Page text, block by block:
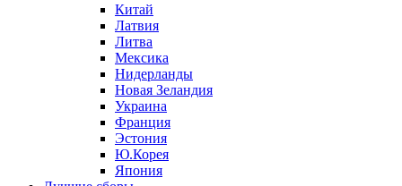
Китай
Латвия
Литва
Мексика
Нидерланды
Новая Зеландия
Украина
Франция
Эстония
Ю.Корея
Япония